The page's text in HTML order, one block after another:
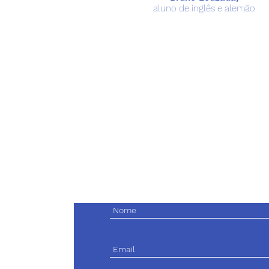
aluno de inglês e alemão